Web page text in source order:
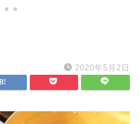
2020年5月2日